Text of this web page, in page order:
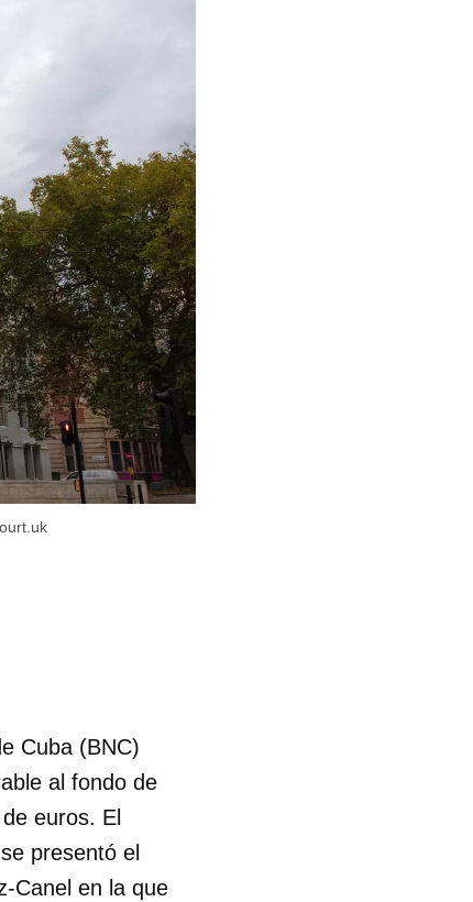
Cuba (BNC)
al fondo de
euros. El
presentó el
Canel en la que